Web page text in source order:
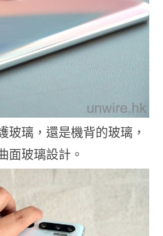
璃，還是機背的玻璃，
面玻璃設計。